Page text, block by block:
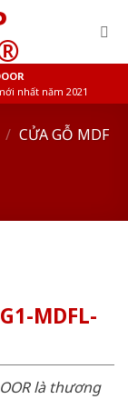
nhất năm 2021
/ CỬA GỖ MDF
MDFL-
là thương